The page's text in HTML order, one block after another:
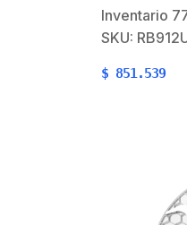
humedad.
disponibles
antena, en
Inventario
SKU:
$ 851.539